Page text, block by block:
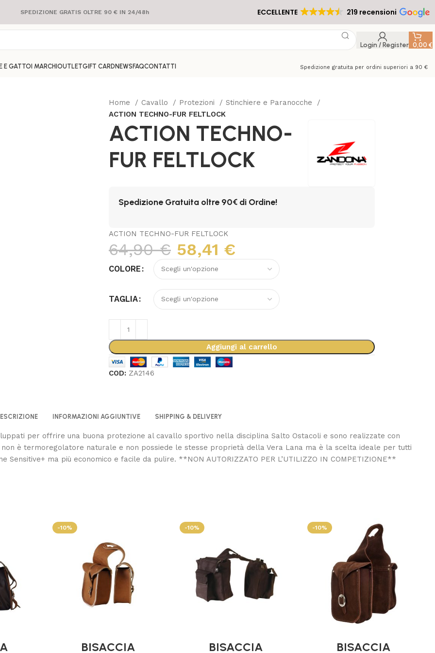
SPEDIZIONE GRATIS OLTRE 90 € IN 24/48h ECCELLENTE 219 recensioni
Login / Register 0,00 €
E GATTO I MARCHI OUTLETGIFT CARD NEWS FAQCONTATTI Spedizione gratuita per ordini superiori a 90 €
Home Cavallo Protezioni
Stinchiere e Paranocche
ACTION TECHNO-FUR FELTLOCK
ACTION TECHNO-
FUR FELTLOCK
Spedizione Gratuita oltre 90€ di Ordine!
ACTION TECHNO-FUR FELTLOCK
64,90€ 58,41 €
COLORE
TAGLIA
Aggiungi al carrello
COD: ZA2146
INFORMAZIONI AGGIUNTIVE SHIPPING & DELIVERY
per offrire una buona protezione al cavallo sportivo nella disciplina Salto Ostacoli e sono realizzate con
è termoregolatore naturale e non possiede le stesse proprietà della Vera Lana ma è la scelta ideale per tutti
ma più economico e facile da pulire. **NON AUTORIZZATO PER L’UTILIZZO IN COMPETIZIONE**
-10%
BISACCIA
-10%
BISACCIA
-10%
BISACCIA